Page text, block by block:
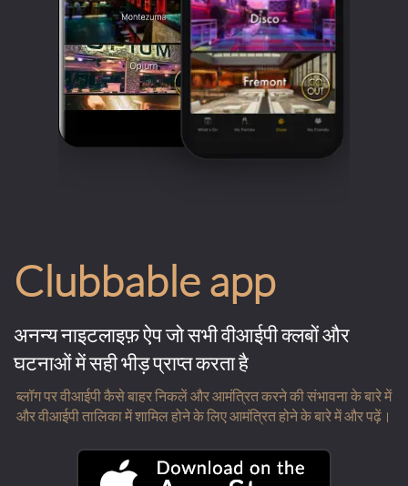
Clubbable app
अनन्य नाइटलाइफ़ ऐप जो सभी वीआईपी क्लबों और
घटनाओं में सही भीड़ प्राप्त करता है
ब्लॉग पर वीआईपी कैसे बाहर निकलें और आमंत्रित करने की संभावना के बारे में
और वीआईपी तालिका में शामिल होने के लिए आमंत्रित होने के बारे में और पढ़ें।